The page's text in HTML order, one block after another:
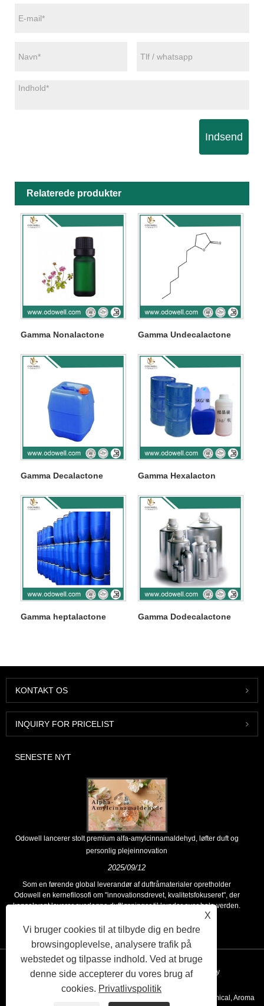
Indsend
Relaterede produkter
Gamma Nonalactone Gamma Undecalactone
Gamma Decalactone Gamma Hexalacton
Gamma heptalactone Gamma Dodecalactone
KONTAKT OS
INQUIRY FOR PRICELIST
SENESTE NYT
Odowell lancerer stolt premium alfa-amylcinnamaldehyd, løfter duft og
personlig plejeinnovation
2025/09/12
Som en førende global leverandør af duftråmaterialer opretholder
Odowell en kernefilosofi om "innovationsdrevet, kvalitetsfokuseret", der
konsekvent leverer overlegne duftløsninger til kunder over hele verden.
Links Sitemap RSS XML Privacy Policy
Copyright © 2020 Kunshan Odowell co., Ltd - China Aroma Chemical, Aroma
X
Vi bruger cookies til at tilbyde dig en bedre
browsingoplevelse, analysere trafik på
webstedet og tilpasse indhold. Ved at bruge
denne side accepterer du vores brug af
cookies. Privatlivspolitik